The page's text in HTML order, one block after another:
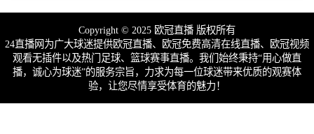
Copyright © 2025 欧冠直播 版权所有
24直播网为广大球迷提供欧冠直播、欧冠免费高清在线直播、欧冠视频
观看无插件以及热门足球、篮球赛事直播。我们始终秉持“用心做直
播，诚心为球迷”的服务宗旨，力求为每一位球迷带来优质的观赛体
验，让您尽情享受体育的魅力！